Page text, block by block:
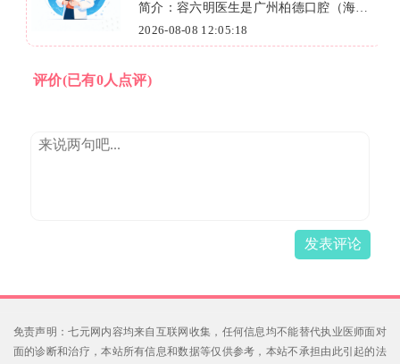
简介：容六明医生是广州柏德口腔（海珠
院区）正畸科医师，从业十余年，专注青
富。
2026-08-08 12:05:18
评价(已有0人点评)
发表评论
免责声明：七元网内容均来自互联网收集，任何信息均不能替代执业医师面对
面的诊断和治疗，本站所有信息和数据等仅供参考，本站不承担由此引起的法